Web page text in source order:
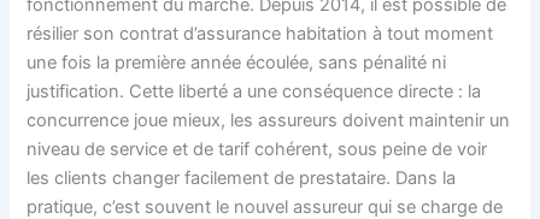
fonctionnement du marché. Depuis 2014, il est possible de
résilier son contrat d’assurance habitation à tout moment
une fois la première année écoulée, sans pénalité ni
justification. Cette liberté a une conséquence directe : la
concurrence joue mieux, les assureurs doivent maintenir un
niveau de service et de tarif cohérent, sous peine de voir
les clients changer facilement de prestataire. Dans la
pratique, c’est souvent le nouvel assureur qui se charge de